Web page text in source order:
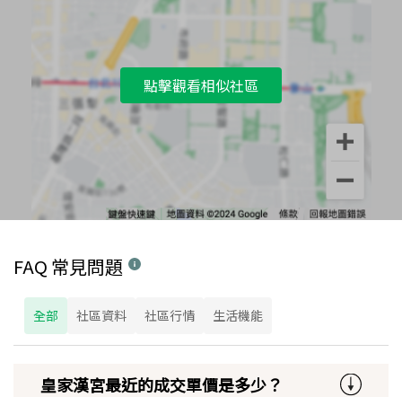
點擊觀看相似社區
FAQ 常見問題
全部 社區資料 社區行情 生活機能
皇家漢宮最近的成交單價是多少？